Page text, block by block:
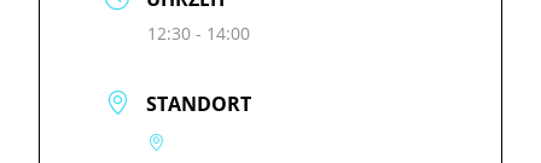
12:30 - 14:00
STANDORT